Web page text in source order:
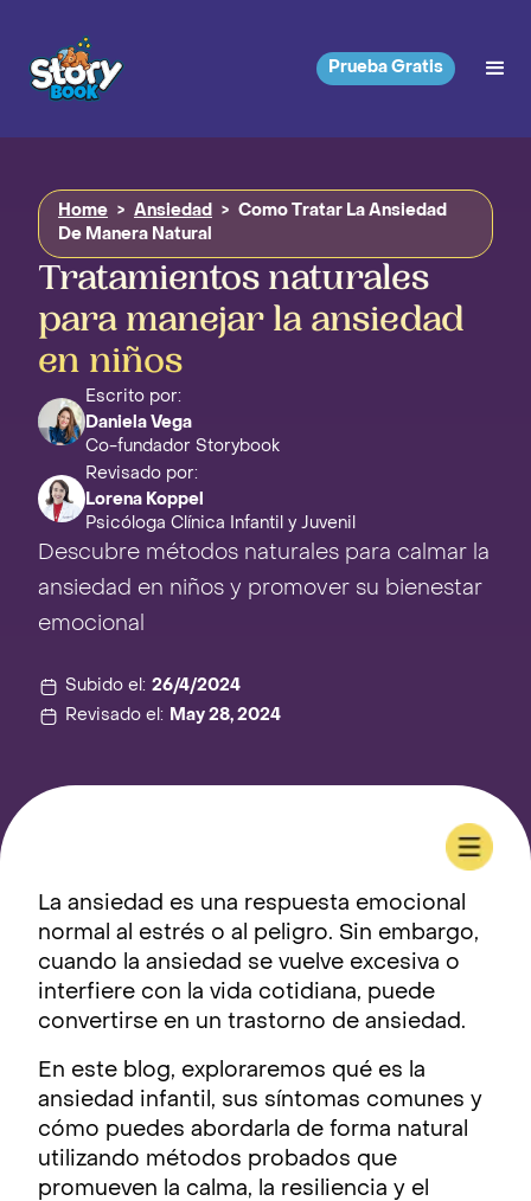
Prueba Gratis
Home > Ansiedad >
Como Tratar La Ansiedad
De Manera Natural
Tratamientos naturales
para manejar la ansiedad
en niños
Escrito por:
Daniela Vega
Co-fundador Storybook
Revisado por:
Lorena Koppel
Psicóloga Clínica Infantil y Juvenil
Descubre métodos naturales para calmar la
ansiedad en niños y promover su bienestar
emocional
Subido el: 26/4/2024
Revisado el:
May 28, 2024
La ansiedad es una respuesta emocional
normal al estrés o al peligro. Sin embargo,
cuando la ansiedad se vuelve excesiva o
interfiere con la vida cotidiana, puede
convertirse en un trastorno de ansiedad.
En este blog, exploraremos qué es la
ansiedad infantil, sus síntomas comunes y
cómo puedes abordarla de forma natural
utilizando métodos probados que
promueven la calma, la resiliencia y el